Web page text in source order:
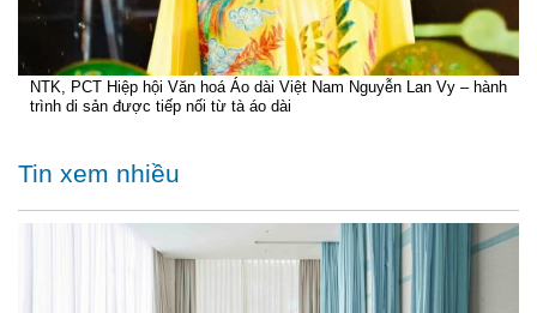
NTK, PCT Hiệp hội Văn hoá Áo dài Việt Nam Nguyễn Lan Vy – hành
trình di sản được tiếp nối từ tà áo dài
Tin xem nhiều